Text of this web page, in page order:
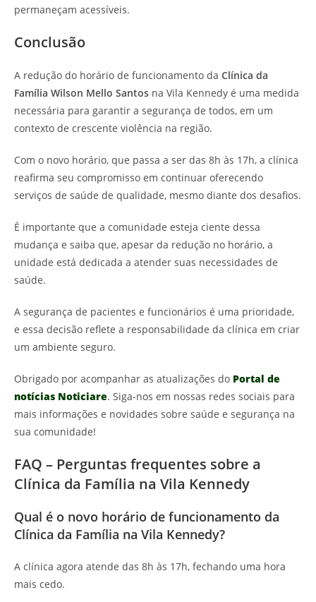
permaneçam acessíveis.
Conclusão
A redução do horário de funcionamento da Clínica da
Família Wilson Mello Santos na Vila Kennedy é uma medida
necessária para garantir a segurança de todos, em um
contexto de crescente violência na região.
Com o novo horário, que passa a ser das 8h às 17h, a clínica
reafirma seu compromisso em continuar oferecendo
serviços de saúde de qualidade, mesmo diante dos desafios.
É importante que a comunidade esteja ciente dessa
mudança e saiba que, apesar da redução no horário, a
unidade está dedicada a atender suas necessidades de
saúde.
A segurança de pacientes e funcionários é uma prioridade,
e essa decisão reflete a responsabilidade da clínica em criar
um ambiente seguro.
Obrigado por acompanhar as atualizações do Portal de
notícias Noticiare. Siga-nos em nossas redes sociais para
mais informações e novidades sobre saúde e segurança na
sua comunidade!
FAQ – Perguntas frequentes sobre a
Clínica da Família na Vila Kennedy
Qual é o novo horário de funcionamento da
Clínica da Família na Vila Kennedy?
A clínica agora atende das 8h às 17h, fechando uma hora
mais cedo.